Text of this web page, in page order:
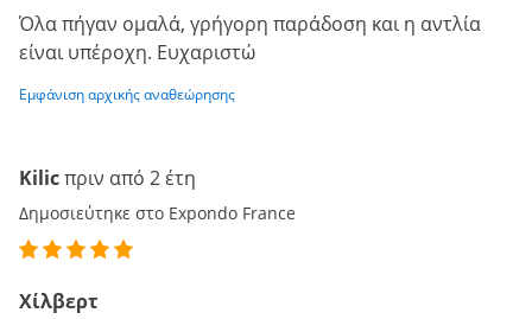
Όλα πήγαν ομαλά, γρήγορη παράδοση και η αντλία
είναι υπέροχη. Ευχαριστώ
Εμφάνιση αρχικής αναθεώρησης
Kilicπριν από 2 έτη
Δημοσιεύτηκε στο Expondo France
Χίλβερτ